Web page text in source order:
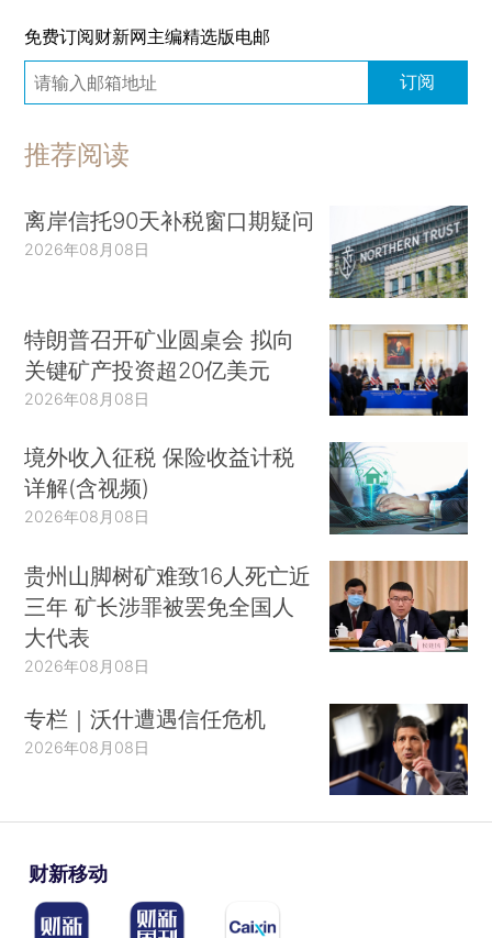
免费订阅财新网主编精选版电邮
订阅
推荐阅读
离岸信托90天补税窗口期疑问
2026年08月08日
特朗普召开矿业圆桌会 拟向
关键矿产投资超20亿美元
2026年08月08日
境外收入征税 保险收益计税
详解(含视频)
2026年08月08日
贵州山脚树矿难致16人死亡近
三年 矿长涉罪被罢免全国人
大代表
2026年08月08日
专栏｜沃什遭遇信任危机
2026年08月08日
财新移动